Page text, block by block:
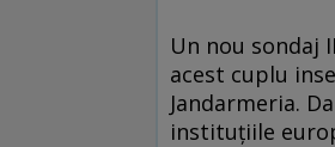
Un nou sondaj
acest cuplu
Jandarmeria.
instituţiile